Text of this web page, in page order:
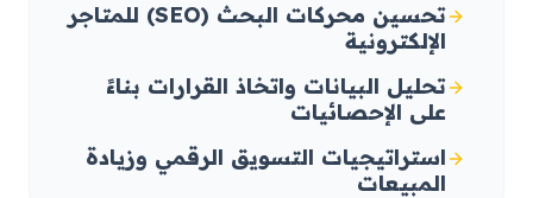
تحسين محركات البحث (SEO) للمتاجر
الإلكترونية
تحليل البيانات واتخاذ القرارات بناءً
على الإحصائيات
استراتيجيات التسويق الرقمي وزيادة
المبيعات